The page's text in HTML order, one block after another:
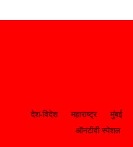
देश-विदेश महाराष्ट्र मुंबई
ऑनटीवी स्पेशल